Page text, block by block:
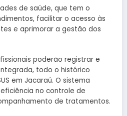
de saúde, que tem o
facilitar o acesso às
e aprimorar a gestão dos
poderão registrar e
todo o histórico
em Jacaraú. O sistema
no controle de
de tratamentos.